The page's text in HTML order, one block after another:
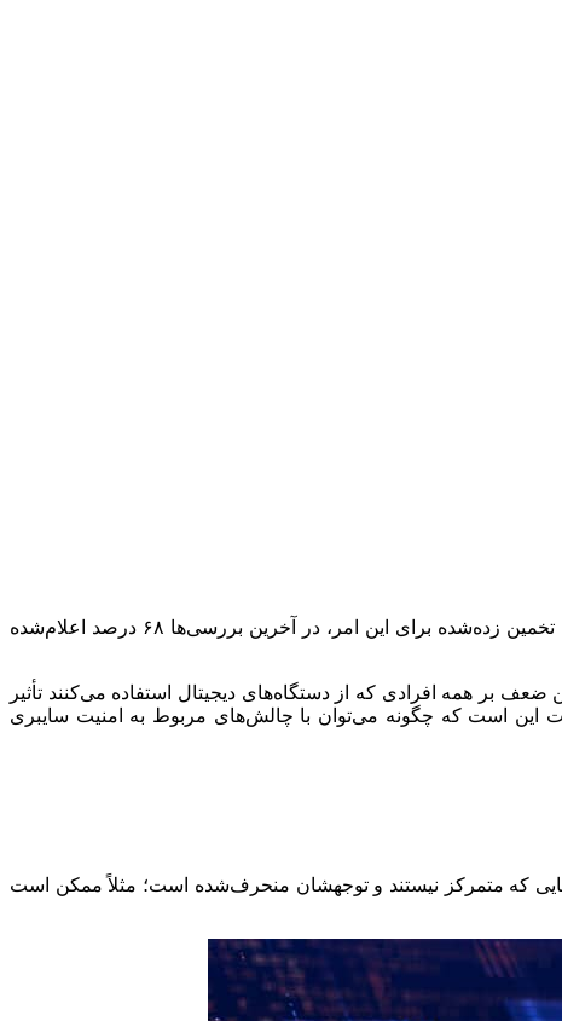
بررسی‌های انجام‌شده توسط محققان حکایت از آن دارد که مسئول اکثر حملات سایبری موفق، خطای انسانی است. رقم تخمین زده‌شده برای این امر، در آخرین بررسی‌ها ۶۸ درصد اعلام‌شده
بر همه افرادی که از دستگاه‌های دیجیتال استفاده می‌کنند تأثیر
این است که چگونه می‌توان با چالش‌های مربوط به امنیت سایبری
که متمرکز نیستند و توجهشان منحرف‌شده است؛ مثلاً ممکن است